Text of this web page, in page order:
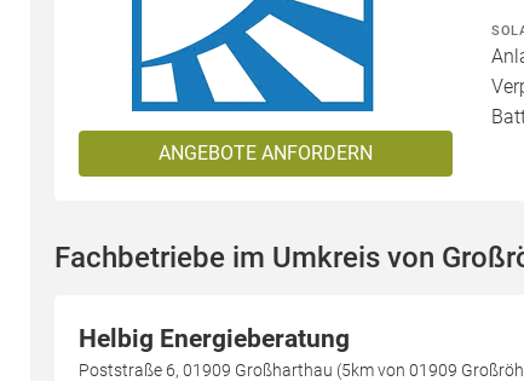
ANGEBOTE ANFORDERN
Fachbetriebe im Umkreis von
Helbig Energieberatung
Poststraße 6, 01909 Großharthau (5km von 01909